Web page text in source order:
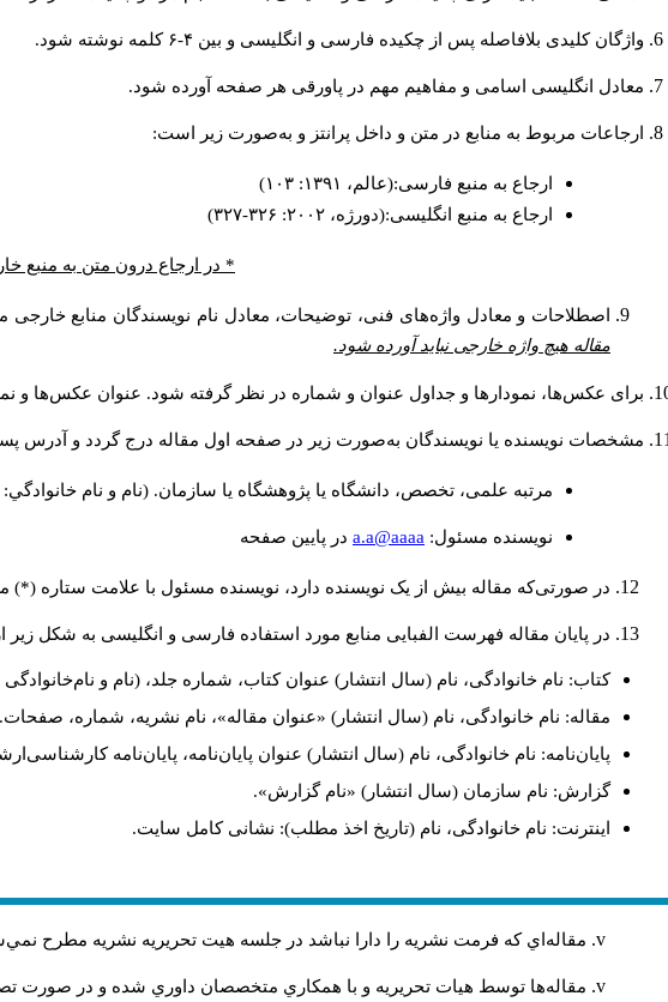
واژگان کلیدی بلافاصله پس از چکیده فارسی و انگلیسی و بین ۴-۶ کلمه نوشته شود.
معادل انگلیسی اسامی و مفاهیم مهم در پاورقی هر صفحه آورده شود.
ارجاعات مربوط به منابع در متن و داخل پرانتز و به‌صورت زیر است:
ارجاع به منبع فارسی:(عالم، ۱۳۹۱: ۱۰۳)
ارجاع به منبع انگلیسی:(دورژه، ۲۰۰۲: ۳۲۶-۳۲۷)
* در ارجاع درون متن به منبع
اصطلاحات و معادل واژه‌های فنی، توضیحات، معادل نام نویسندگان منابع
مقاله هیچ واژه خارجی نباید آورده شود.
برای عکس‌ها، نمودارها و جداول عنوان و شماره در نظر گرفته شود. عنوان عکس‌ها و
مشخصات نویسنده یا نویسندگان به‌صورت زیر در صفحه اول مقاله درج گردد و آدرس
مرتبه علمی، تخصص، دانشگاه یا پژوهشگاه یا سازمان. (نام و نام
نويسنده مسئول: a.a@aaaa در پايين صفحه
در صورتی‌که مقاله بیش از یک نویسنده دارد، نویسنده مسئول با علامت ستاره
در پایان مقاله فهرست الفبایی منابع مورد استفاده فارسی و انگلیسی به شکل زیر
کتاب: نام خانوادگی، نام (سال انتشار) عنوان کتاب، شماره جلد، (نام و
مقاله: نام خانوادگی، نام (سال انتشار) «عنوان مقاله»، نام نشریه، شماره، صفحات.
پایان‌نامه: نام خانوادگی، نام (سال انتشار) عنوان پایان‌نامه، پایان‌نامه
گزارش: نام سازمان (سال انتشار) «نام گزارش».
اینترنت: نام خانوادگی، نام (تاریخ اخذ مطلب): نشانی کامل سایت.
مقاله‌اي كه فرمت نشريه را دارا نباشد در جلسه هيت تحريريه نشريه مطرح
مقاله‌ها توسط هیات تحريريه و با همکاري متخصصان داوري شده و در صورت